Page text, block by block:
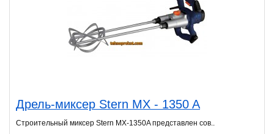
Дрель-миксер Stern MX - 1350 A
Строительный миксер Stern MX-1350A представлен сов..